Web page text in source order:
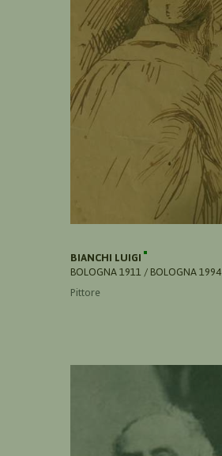
BIANCHI LUIGI
BOLOGNA 1911 / BOLOGNA 1994
Pittore